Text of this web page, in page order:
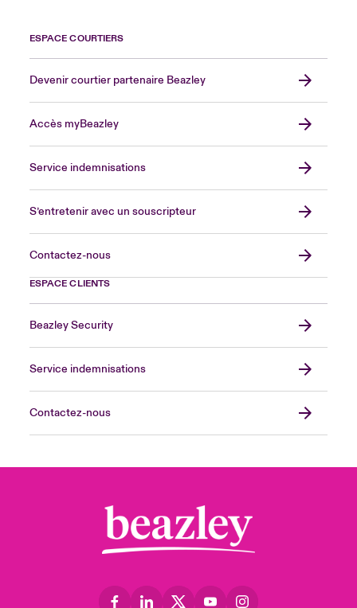
ESPACE COURTIERS
Devenir courtier partenaire Beazley
Accès myBeazley
Service indemnisations
S’entretenir avec un souscripteur
Contactez-nous
ESPACE CLIENTS
Beazley Security
Service indemnisations
Contactez-nous